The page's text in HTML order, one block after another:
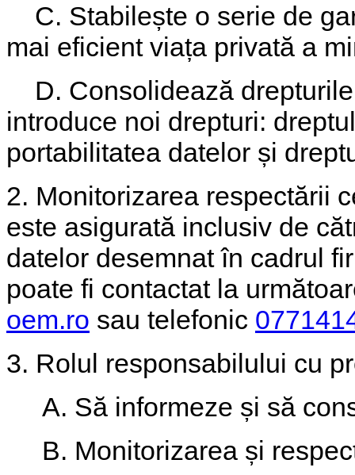
C. Stabilește o serie de
mai eficient viața privată a
D. Consolidează
introduce noi drepturi:
portabilitatea datelor și
2. Monitorizarea respectării
este asigurată inclusiv de
datelor desemnat în cadrul
poate fi contactat la
oem.ro sau telefonic
3. Rolul responsabilului cu
A. Să informeze și să
B. Monitorizarea și